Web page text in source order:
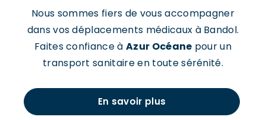
Nous sommes fiers de vous accompagner
dans vos déplacements médicaux à Bandol.
Faites confiance à Azur Océane pour un
transport sanitaire en toute sérénité.
En savoir plus